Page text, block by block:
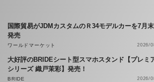
国際貿易がJDMカスタムのＲ34モデルカーを7月
発売
ワールドマーケット
2026/
大好評のBRIDEシート型スマホスタンド【プレミ
シリーズ 織戸茉彩】発売！
BRIDE
2026/